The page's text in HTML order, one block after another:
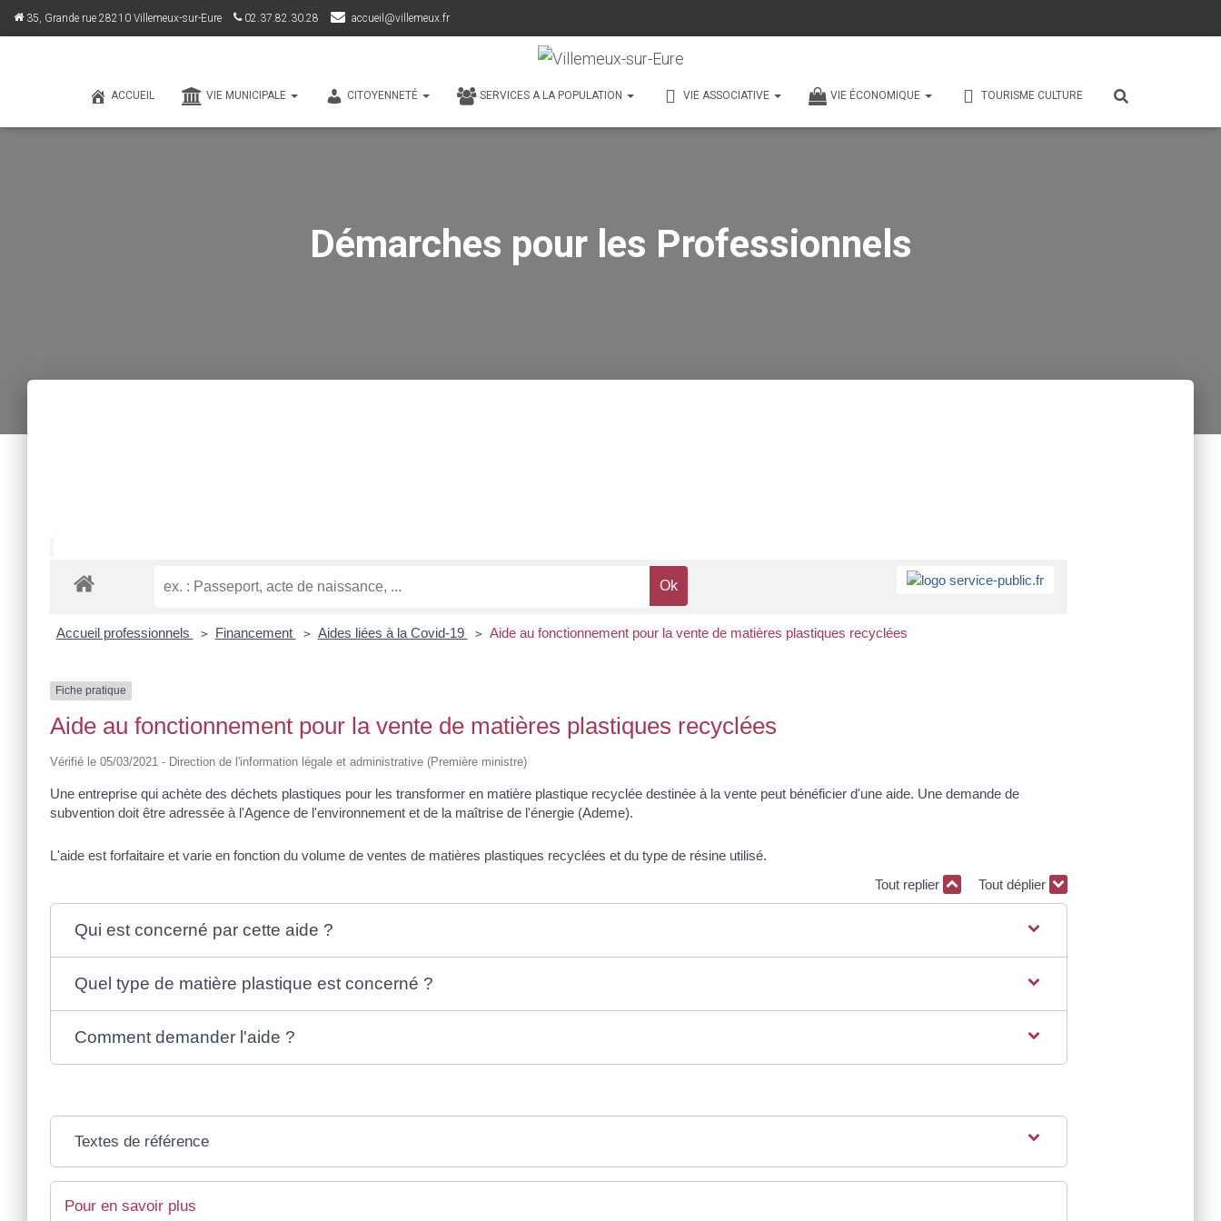
35, Grande rue 28210 Villemeux-sur-Eure 02.37.82.30.28 accueil@villemeux.fr
ACCUEIL VIE MUNICIPALE CITOYENNETÉ SERVICES A LA POPULATION VIE ASSOCIATIVE VIE ÉCONOMIQUE TOURISME CULTURE
Démarches pour les Professionnels
Accueil professionnels > Financement > Aides liées à la Covid-19 > Aide au fonctionnement pour la vente de matières plastiques recyclées
Fiche pratique
Aide au fonctionnement pour la vente de matières plastiques recyclées
Vérifié le 05/03/2021 - Direction de l'information légale et administrative (Première ministre)
Une entreprise qui achète des déchets plastiques pour les transformer en matière plastique recyclée destinée à la vente peut bénéficier d'une aide. Une demande de
subvention doit être adressée à l'Agence de l'environnement et de la maîtrise de l'énergie (Ademe).
L'aide est forfaitaire et varie en fonction du volume de ventes de matières plastiques recyclées et du type de résine utilisé.
Tout replier
Tout déplier
Qui est concerné par cette aide ?
Quel type de matière plastique est concerné ?
Comment demander l'aide ?
Textes de référence
Pour en savoir plus